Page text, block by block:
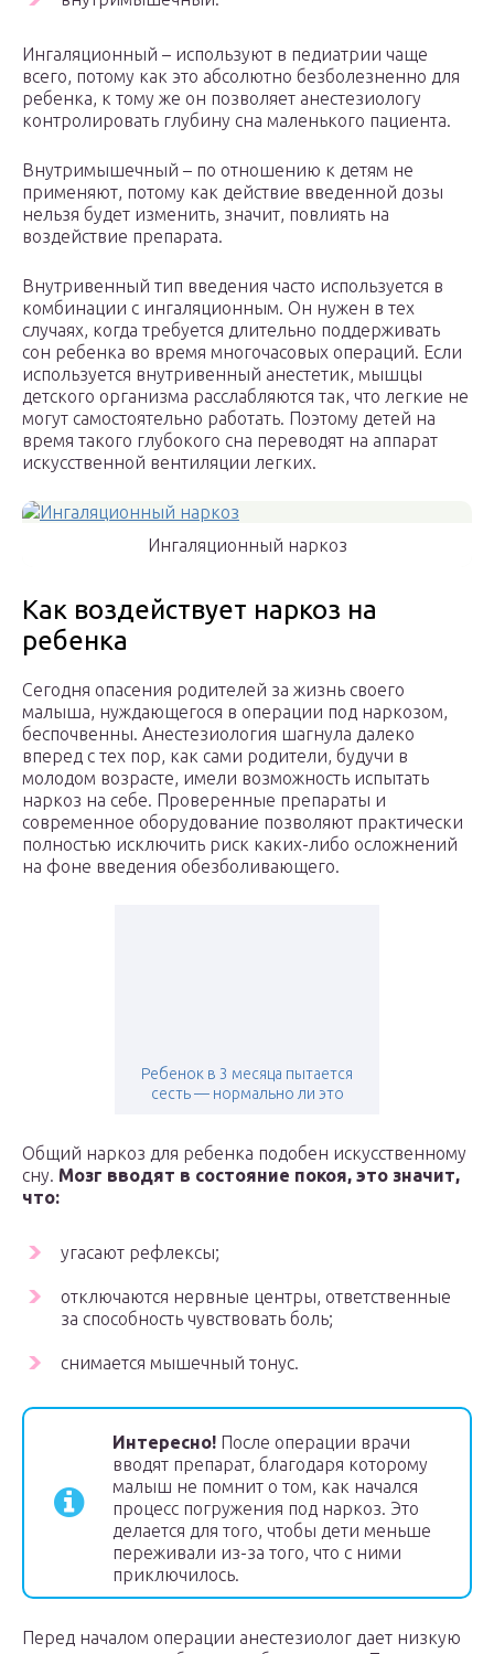
Ингаляционный – используют в педиатрии чаще
всего, потому как это абсолютно безболезненно для
ребенка, к тому же он позволяет анестезиологу
контролировать глубину сна маленького пациента.
Внутримышечный – по отношению к детям не
применяют, потому как действие введенной дозы
нельзя будет изменить, значит, повлиять на
воздействие препарата.
Внутривенный тип введения часто используется в
комбинации с ингаляционным. Он нужен в тех
случаях, когда требуется длительно поддерживать
сон ребенка во время многочасовых операций. Если
используется внутривенный анестетик, мышцы
детского организма расслабляются так, что легкие не
могут самостоятельно работать. Поэтому детей на
время такого глубокого сна переводят на аппарат
искусственной вентиляции легких.
Ингаляционный наркоз
Как воздействует наркоз на
ребенка
Сегодня опасения родителей за жизнь своего
малыша, нуждающегося в операции под наркозом,
беспочвенны. Анестезиология шагнула далеко
вперед с тех пор, как сами родители, будучи в
молодом возрасте, имели возможность испытать
наркоз на себе. Проверенные препараты и
современное оборудование позволяют практически
полностью исключить риск каких-либо осложнений
на фоне введения обезболивающего.
Ребенок в 3 месяца пытается
сесть — нормально ли это
Общий наркоз для ребенка подобен искусственному
сну. Мозг вводят в состояние покоя, это значит,
что:
угасают рефлексы;
отключаются нервные центры, ответственные
за способность чувствовать боль;
снимается мышечный тонус.
Интересно! После операции врачи
вводят препарат, благодаря которому
малыш не помнит о том, как начался
процесс погружения под наркоз. Это
делается для того, чтобы дети меньше
переживали из-за того, что с ними
приключилось.
Перед началом операции анестезиолог дает низкую